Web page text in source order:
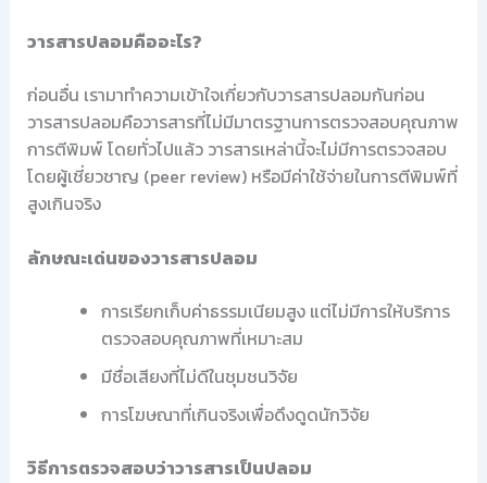
วารสารปลอมคืออะไร?
ก่อนอื่น เรามาทำความเข้าใจเกี่ยวกับวารสารปลอมกันก่อน
วารสารปลอมคือวารสารที่ไม่มีมาตรฐานการตรวจสอบคุณภาพ
การตีพิมพ์ โดยทั่วไปแล้ว วารสารเหล่านี้จะไม่มีการตรวจสอบ
โดยผู้เชี่ยวชาญ (peer review) หรือมีค่าใช้จ่ายในการตีพิมพ์ที่
สูงเกินจริง
ลักษณะเด่นของวารสารปลอม
การเรียกเก็บค่าธรรมเนียมสูง แต่ไม่มีการให้บริการ
ตรวจสอบคุณภาพที่เหมาะสม
มีชื่อเสียงที่ไม่ดีในชุมชนวิจัย
การโฆษณาที่เกินจริงเพื่อดึงดูดนักวิจัย
วิธีการตรวจสอบว่าวารสารเป็นปลอม